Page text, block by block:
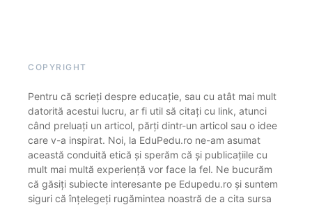
COPYRIGHT
Pentru că scrieți despre educație, sau cu atât mai mult
datorită acestui lucru, ar fi util să citați cu link, atunci
când preluați un articol, părți dintr-un articol sau o idee
care v-a inspirat. Noi, la EduPedu.ro ne-am asumat
această conduită etică și sperăm că și publicațiile cu
mult mai multă experiență vor face la fel. Ne bucurăm
că găsiți subiecte interesante pe Edupedu.ro și suntem
siguri că înțelegeți rugămintea noastră de a cita sursa